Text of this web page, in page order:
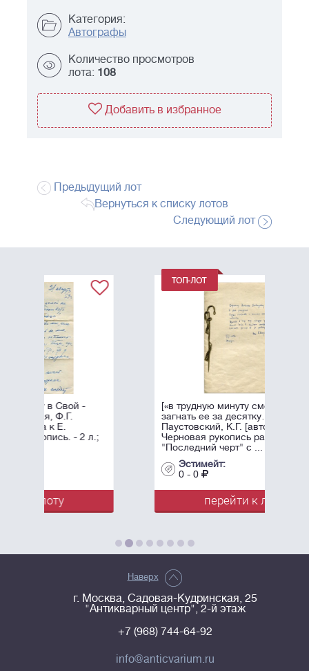
Категория:
Автографы
Количество просмотров
лота: 108
Добавить в избранное
Предыдущий лот
Вернуться к списку лотов
Следующий лот
[«в трудную минуту сможете
загнать ее за десятку…»]
Паустовский, К.Г. [автограф].
Черновая рукопись рассказа
"Последний черт" с ...
Наверх
г. Москва, Садовая-Кудринская, 25
"Антикварный центр", 2-й этаж
+7 (968) 744-64-92
info@anticvarium.ru